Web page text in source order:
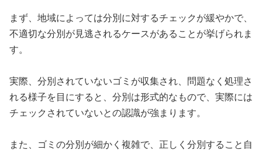
まず、地域によっては分別に対するチェックが緩やかで、
不適切な分別が見逃されるケースがあることが挙げられま
す。
実際、分別されていないゴミが収集され、問題なく処理さ
れる様子を目にすると、分別は形式的なもので、実際には
チェックされていないとの認識が強まります。
また、ゴミの分別が細かく複雑で、正しく分別すること自